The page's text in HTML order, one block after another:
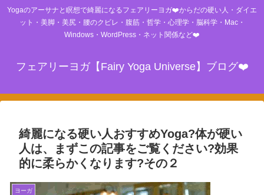
Yogaのアーサナと瞑想で綺麗になるフェアリーヨガ❤️からだの硬い人・ダイエ
ット・美脚・美尻・腰のクビレ・腹筋・哲学・心理学・脳科学・Mac・
Windows・WordPress・ネット関係など❤️
フェアリーヨガ【Fairy Yoga Universe】ブログ❤️
綺麗になる硬い人おすすめYoga?体が硬い
人は、まずこの記事をご覧ください?効果
的に柔らかくなります?その２
ヨーガ